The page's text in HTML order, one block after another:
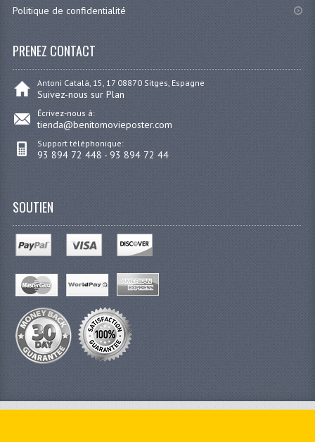
Politique de confidentialité
PRENEZ CONTACT
Antoni Catalá, 15, 17 08870 Sitges, Espagne
Suivez-nous sur Plan
Écrivez-nous à:
tienda@benitomovieposter.com
Support téléphonique:
93 894 72 448 - 93 894 72 44
SOUTIEN